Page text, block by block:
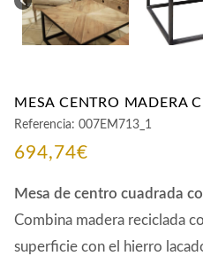
MESA CENTRO MADERA
Referencia: 007EM713_1
694,74€
Mesa de centro cuadrada
Combina madera reciclada
superficie con el hierro